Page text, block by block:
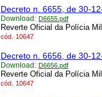
Decreto n. 6655, de 30-
Download: D6655.pdf
Reverte Oficial da Polícia
cód. 10647
Decreto n. 6656, de 30-
Download: D6656.pdf
Reverte Oficial da Polícia
cód. 10647